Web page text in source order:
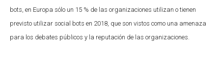
bots, en Europa sólo un 15 % de las organizaciones utilizan o tienen
previsto utilizar social bots en 2018, que son vistos como una amenaza
para los debates públicos y la reputación de las organizaciones.